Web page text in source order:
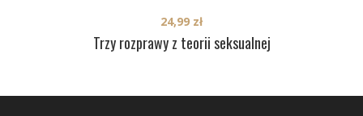
Trzy rozprawy z teorii seksualnej
24,99 zł